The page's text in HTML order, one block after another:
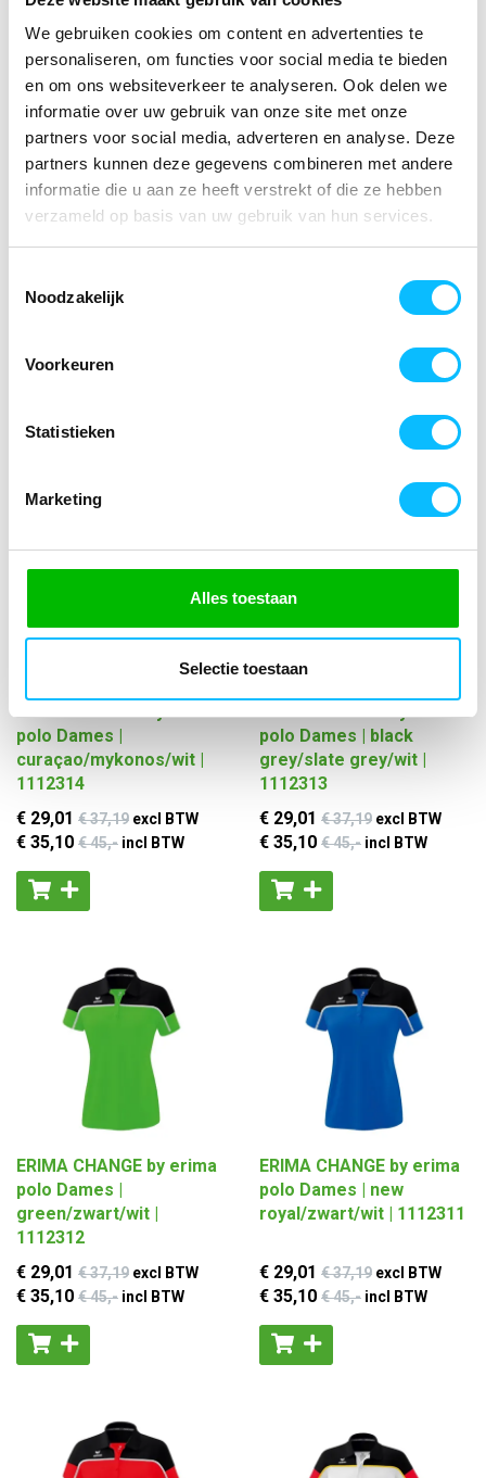
We gebruiken cookies om content en advertenties te
personaliseren, om functies voor social media te bieden
en om ons websiteverkeer te analyseren. Ook delen we
informatie over uw gebruik van onze site met onze
partners voor social media, adverteren en analyse. Deze
partners kunnen deze gegevens combineren met andere
informatie die u aan ze heeft verstrekt of die ze hebben
verzameld op basis van uw gebruik van hun services.
Noodzakelijk
Voorkeuren
Statistieken
Marketing
Alles toestaan
Selectie toestaan
polo Dames | wit/slate
€ 29,01 € 37,19
ERIMA CHANGE by erima
excl BTW
ERIMA CHANGE by erima
polo Dames |
curaçao/mykonos/wit |
1112314
€ 29,01 € 37,19 excl BTW
€ 35,10 € 45,- incl BTW
ERIMA CHANGE by erima
polo Dames | black
grey/slate grey/wit |
1112313
€ 29,01 € 37,19 excl BTW
€ 35,10 € 45,- incl BTW
ERIMA CHANGE by erima
polo Dames |
green/zwart/wit |
1112312
€ 29,01 € 37,19 excl BTW
€ 35,10 € 45,- incl BTW
ERIMA CHANGE by erima
polo Dames | new
royal/zwart/wit | 1112311
€ 29,01 € 37,19 excl BTW
€ 35,10 € 45,- incl BTW